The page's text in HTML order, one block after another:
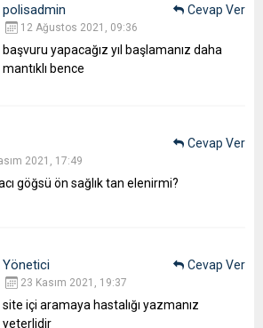
polisadmin
12 Ağustos 2021, 09:36
başvuru yapacağız yıl başlamanız daha
mantıklı bence
Cevap Ver
2021, 17:49
göğsü ön sağlık tan elenirmi?
Cevap Ver
Yönetici
23 Kasım 2021, 19:37
site içi aramaya hastalığı yazmanız
yeterlidir
Cevap Ver